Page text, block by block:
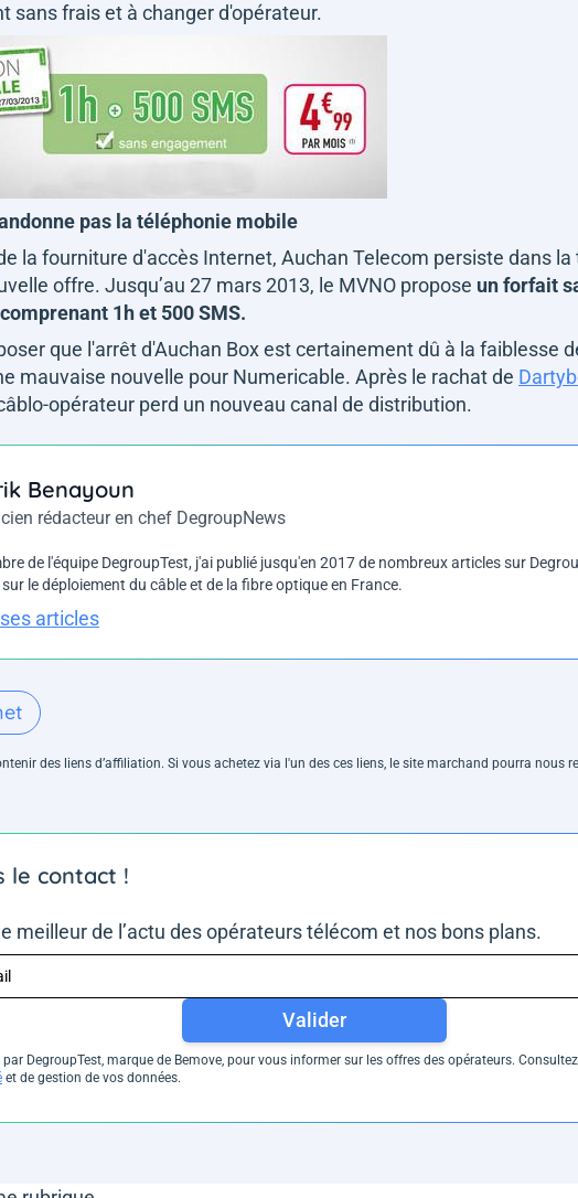
sans frais et à changer d'opérateur.
pas la téléphonie mobile
la fourniture d'accès Internet, Auchan Telecom persiste dans
offre. Jusqu’au 27 mars 2013, le MVNO propose un forfait
1h et 500 SMS.
que l'arrêt d'Auchan Box est certainement dû à la faiblesse
mauvaise nouvelle pour Numericable. Après le rachat de
opérateur perd un nouveau canal de distribution.
Benayoun
rédacteur en chef DegroupNews
de l'équipe DegroupTest, j'ai publié jusqu'en 2017 de nombreux articles sur
le déploiement du câble et de la fibre optique en France.
articles
des liens d’affiliation. Si vous achetez via l'un des ces liens, le site marchand pourra nous
le contact !
meilleur de l’actu des opérateurs télécom et nos bons plans.
Valider
par DegroupTest, marque de Bemove, pour vous informer sur les offres des opérateurs.
et de gestion de vos données.